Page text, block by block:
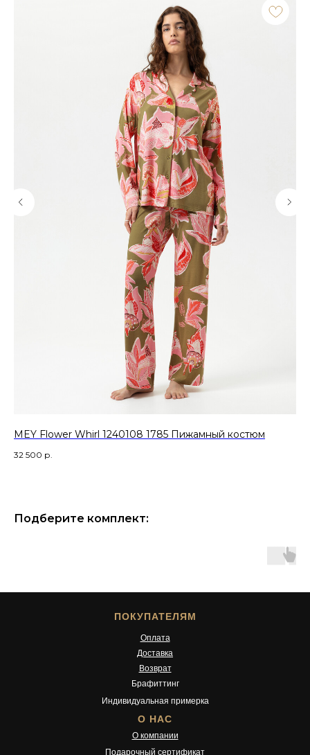
MEY Flower Whirl 1240108 1785 Пижамный костюм
32 500 р.
Подберите комплект:
ПОКУПАТЕЛЯМ
О НАС
Оплата
Доставка
Брафиттинг
Индивидуальная примерка
Возврат
Подарочный сертификат
О компании